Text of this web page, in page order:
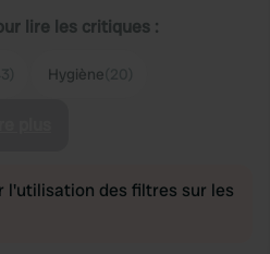
lire les critiques :
Hygiène
l'utilisation des filtres sur les